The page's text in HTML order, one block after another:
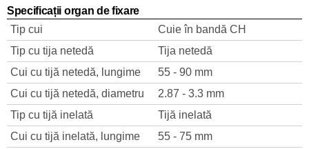
Specificații organ de fixare
Tip cui
Cuie în bandă CH
Tip cu tija netedă
Tija netedă
Cui cu tijă netedă, lungime
55 - 90 mm
Cui cu tijă netedă, diametru
2.87 - 3.3 mm
Tip cu tijă inelată
Tijă inelată
Cui cu tijă inelată, lungime
55 - 75 mm